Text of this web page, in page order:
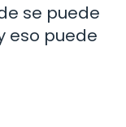
se puede
eso puede